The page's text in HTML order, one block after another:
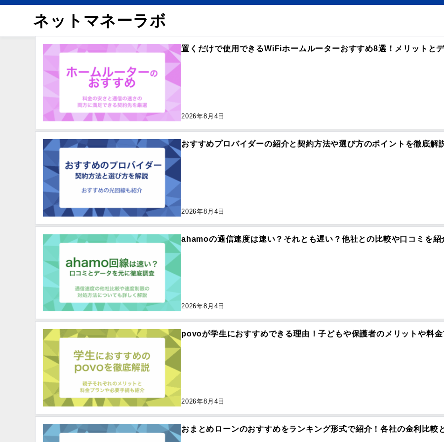
ネットマネーラボ
置くだけで使用できるWiFiホームルーターおすすめ8選！メリットと
2026年8月4日
おすすめプロバイダーの紹介と契約方法や選び方のポイントを徹底解
2026年8月4日
ahamoの通信速度は速い？それとも遅い？他社との比較や口コミを紹
2026年8月4日
povoが学生におすすめできる理由！子どもや保護者のメリットや料
2026年8月4日
おまとめローンのおすすめをランキング形式で紹介！各社の金利比較